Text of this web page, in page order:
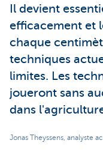
Il devient
efficacement et
chaque
techniques
limites. Les
joueront sans
dans
Jonas Theyssens, analyste